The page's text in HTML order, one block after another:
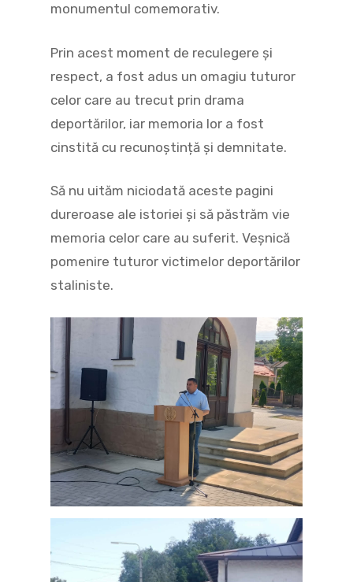
monumentul comemorativ.
Prin acest moment de reculegere și
respect, a fost adus un omagiu tuturor
celor care au trecut prin drama
deportărilor, iar memoria lor a fost
cinstită cu recunoștință și demnitate.
Să nu uităm niciodată aceste pagini
dureroase ale istoriei și să păstrăm vie
memoria celor care au suferit. Veșnică
pomenire tuturor victimelor deportărilor
staliniste.